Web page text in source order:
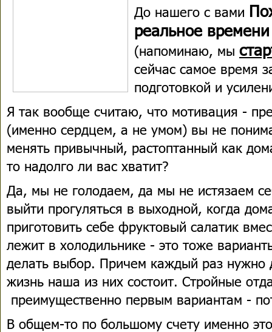
До нашего с вами
реальное
(напоминаю, мы
сейчас самое время
подготовкой и
Я так вообще считаю, что мотивация -
(именно сердцем, а не умом) вы не
менять привычный, растоптанный как
то надолго ли вас хватит?
Да, мы не голодаем, да мы не истязаем
выйти прогуляться в выходной, когда
приготовить себе фруктовый салатик
лежит в холодильнике - это тоже
делать выбор. Причем каждый раз нужно
жизнь наша из них состоит. Стройные
преимущественно первым вариантам -
В общем-то по большому счету именно